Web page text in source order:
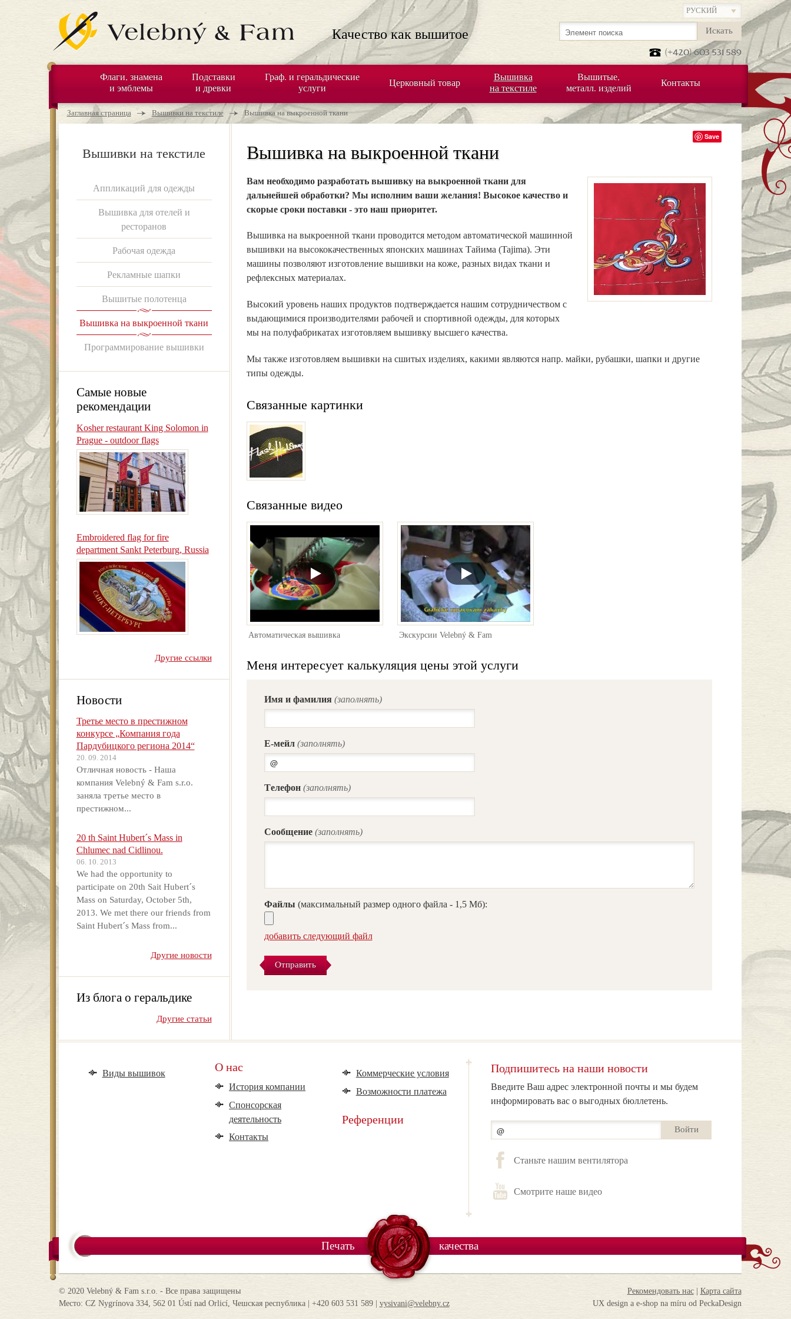
Качество как вышитое
Вы находитесь здесь
Заглавная страница → Вышивки на текстиле → Вышивка на выкроенной ткани
Вышивка на выкроенной ткани
Вам необходимо разработать вышивку на выкроенной ткани для
дальнейшей обработки? Мы исполним ваши желания! Высокое качество и
скорые сроки поставки - это наш приоритет.
Вышивка на выкроенной ткани проводится методом автоматической машинной
вышивки на высококачественных японских машинах Тайима (Tajima). Эти
машины позволяют изготовление вышивки на коже, разных видах ткани и
рефлексных материалах.
Высокий уровень наших продуктов подтверждается нашим сотрудничеством с
выдающимися производителями рабочей и спортивной одежды, для которых
мы на полуфабрикатах изготовляем вышивку высшего качества.
Мы также изготовляем вышивки на сшитых изделиях, какими являются напр. майки, рубашки, шапки и другие
типы одежды.
Связанные картинки
Связанные видео
Автоматическая вышивка Экскурсии Velebný & Fam
Меня интересует калькуляция цены этой услуги
Имя и фамилия (заполнять)
E-мейл (заполнять)
Tелефон (заполнять)
Сообщение (заполнять)
Файлы (максимальный размер одного файла - 1,5 Мб):
добавить следующий файл
Отправить
Save
Вышивки на текстиле
Аппликаций для одежды
Вышивка для отелей и
ресторанов
Рабочая одежда
Рекламные шапки
Вышитые полотенца
Вышивка на выкроенной ткани
Программирование вышивки
Самые новые
рекомендации
Kosher restaurant King Solomon in
Prague - outdoor flags
Embroidered flag for fire
department Sankt Peterburg, Russia
Другие ссылки
Новости
Третье место в престижном
конкурсе „Компания года
Пардубицкого региона 2014“
20. 09. 2014
Отличная новость - Наша
компания Velebný & Fam s.r.o.
заняла третье место в
престижном...
20 th Saint Hubert´s Mass in
Chlumec nad Cidlinou.
06. 10. 2013
We had the opportunity to
participate on 20th Sait Hubert´s
Mass on Saturday, October 5th,
2013. We met there our friends from
Saint Hubert´s Mass from...
Другие новости
Из блога о геральдике
Другие статьи
Виды вышивок О нас
История компании
Спонсорская
деятельность
Контакты
Коммерческие условия
Возможности платежа
Референции
Подпишитесь на наши новости
Введите Ваш адрес электронной почты и мы будем
информировать вас о выгодных бюллетень.
Войти
Станьте нашим вентилятора
Смотрите наше видео
Печать качества
© 2020 Velebný & Fam s.r.o. - Все права защищены
Место: CZ Nygrínova 334, 562 01 Ústí nad Orlicí, Чешская республика | +420 603 531 589 | vysivani@velebny.cz
Рекомендовать нас| Карта сайта
UX designa e-shop na míruod PeckaDesign
Флаги, знамена
и эмблемы
Подставки
и древки
Граф. и геральдические
услуги
Церковный товар
Вышивка
на текстиле
Вышитые,
металл. изделий
Контакты
(+420) 603 531 589
Искать